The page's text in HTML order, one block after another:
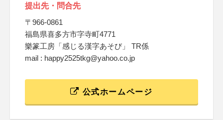
提出先・問合先
〒966-0861
福島県喜多方市字寺町4771
樂篆工房「感じる漢字あそび」 TR係
mail : happy2525tkg@yahoo.co.jp
公式ホームページ